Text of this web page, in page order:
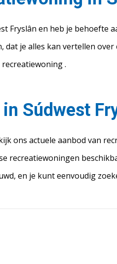
Fryslân en heb je behoefte
dat je alles kan vertellen
.
Súdwest
ons actuele aanbod van
recreatiewoningen
en je kunt eenvoudig